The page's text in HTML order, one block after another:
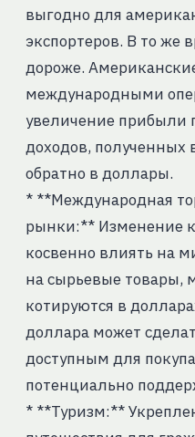
выгодно для
экспортеров. В то же
дороже.
международными
увеличение прибыли
доходов, полученных
обратно в доллары.
* **Международная
рынки:** Изменение
косвенно влиять на
на сырьевые товары,
котируются в
доллара может
доступным для
потенциально
* **Туризм:**